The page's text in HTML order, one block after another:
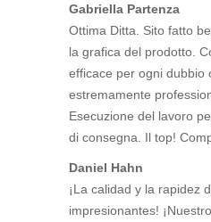
Gabriella Partenza
Ottima Ditta. Sito fatto
la grafica del prodotto.
efficace per ogni dubbio
estremamente
Esecuzione del lavoro
di consegna. Il top!
Daniel Hahn
¡La calidad y la rapidez
impresionantes!